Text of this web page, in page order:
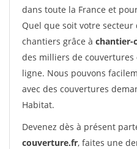
dans toute la France et
Quel que soit votre
chantiers grâce à chantier-
des milliers de
ligne. Nous pouvons
avec des couvertures
Habitat.
Devenez dès à présent
couverture.fr, faites une